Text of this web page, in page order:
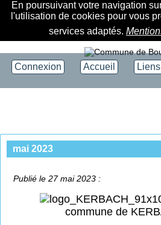
En poursuivant votre navigation
l'utilisation de cookies pour vous
services adaptés.
Connexion Accueil Liens
mai 2023
Publié le 27 mai 2023 :
commune de